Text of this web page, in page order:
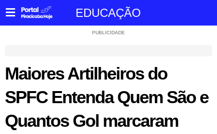
EDUCAÇÃO
PUBLICIDADE
Maiores Artilheiros do
SPFC Entenda Quem São e
Quantos Gol marcaram